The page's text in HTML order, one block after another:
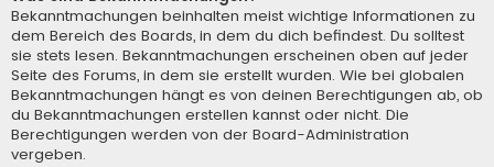
Bekanntmachungen beinhalten meist wichtige Informationen zu
dem Bereich des Boards, in dem du dich befindest. Du solltest
sie stets lesen. Bekanntmachungen erscheinen oben auf jeder
Seite des Forums, in dem sie erstellt wurden. Wie bei globalen
Bekanntmachungen hängt es von deinen Berechtigungen ab, ob
du Bekanntmachungen erstellen kannst oder nicht. Die
Berechtigungen werden von der Board-Administration
vergeben.